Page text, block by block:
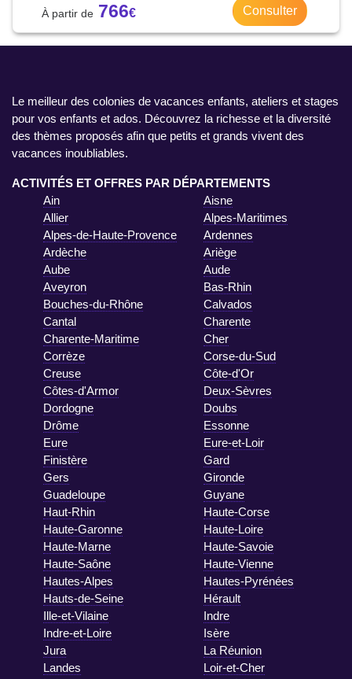
766 Consulter
Le meilleur des colonies de vacances enfants, ateliers et stages
pour vos enfants et ados. Découvrez la richesse et la diversité
des thèmes proposés afin que petits et grands vivent des
vacances inoubliables.
ACTIVITÉS ET OFFRES PAR DÉPARTEMENTS
Ain
Aisne
Allier
Alpes-Maritimes
Alpes-de-Haute-Provence
Ardennes
Ardèche
Ariège
Aube
Aude
Aveyron
Bas-Rhin
Bouches-du-Rhône
Calvados
Cantal
Charente
Charente-Maritime
Cher
Corrèze
Corse-du-Sud
Creuse
Côte-d'Or
Côtes-d'Armor
Deux-Sèvres
Dordogne
Doubs
Drôme
Essonne
Eure
Eure-et-Loir
Finistère
Gard
Gers
Gironde
Guadeloupe
Guyane
Haut-Rhin
Haute-Corse
Haute-Garonne
Haute-Loire
Haute-Marne
Haute-Savoie
Haute-Saône
Haute-Vienne
Hautes-Alpes
Hautes-Pyrénées
Hauts-de-Seine
Hérault
Ille-et-Vilaine
Indre
Indre-et-Loire
Isère
Jura
La Réunion
Landes
Loir-et-Cher